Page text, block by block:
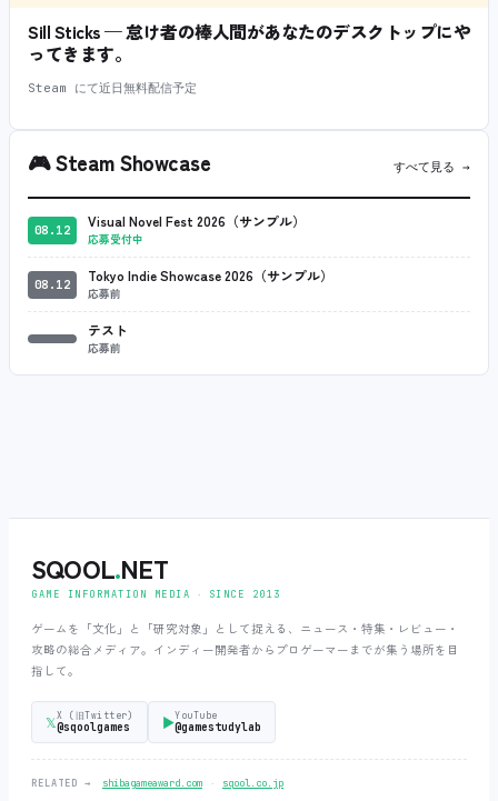
Sill Sticks — 怠け者の棒人間があなたのデスクトップにや
ってきます。
Steam にて近日無料配信予定
🎮Steam Showcase すべて見る →
08.12 Visual Novel Fest 2026（サンプル）
応募受付中
08.12 Tokyo Indie Showcase 2026（サンプル）
応募前
テスト
応募前
SQOOL.NET
GAME INFORMATION MEDIA ‧ SINCE 2013
ゲームを「文化」と「研究対象」として捉える、ニュース・特集・レビュー・
攻略の総合メディア。インディー開発者からプロゲーマーまでが集う場所を目
指して。
𝕏X (旧Twitter)
@sqoolgames ▶YouTube
@gamestudylab
RELATED → shibagameaward.com ‧ sqool.co.jp